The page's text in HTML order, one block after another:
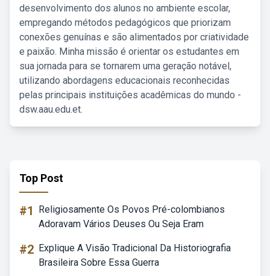
desenvolvimento dos alunos no ambiente escolar,
empregando métodos pedagógicos que priorizam
conexões genuínas e são alimentados por criatividade
e paixão. Minha missão é orientar os estudantes em
sua jornada para se tornarem uma geração notável,
utilizando abordagens educacionais reconhecidas
pelas principais instituições acadêmicas do mundo -
dsw.aau.edu.et.
Top Post
#1
Religiosamente Os Povos Pré-colombianos
Adoravam Vários Deuses Ou Seja Eram
#2 Explique A Visão Tradicional Da Historiografia
Brasileira Sobre Essa Guerra